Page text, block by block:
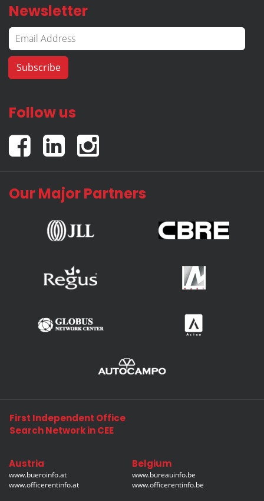
Newsletter
Follow us
Our Major Partners
First Independent Office
Search Network in CEE
Austria
www.bueroinfo.at
www.officerentinfo.at
Belgium
www.bureauinfo.be
www.officerentinfo.be